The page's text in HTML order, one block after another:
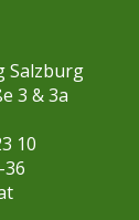
Salzburg
3 & 3a
10
36